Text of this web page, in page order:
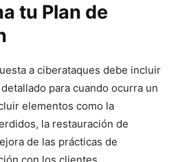
tu‌ Plan de
a ciberataques⁢ debe incluir
para cuando ocurra un
elementos como la
la restauración de
de las prácticas‌ de‌